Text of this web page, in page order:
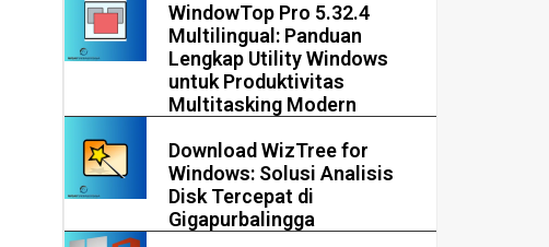
WindowTop Pro 5.32.4
Multilingual: Panduan
Lengkap Utility Windows
untuk Produktivitas
Multitasking Modern
Download WizTree for
Windows: Solusi Analisis
Disk Tercepat di
Gigapurbalingga